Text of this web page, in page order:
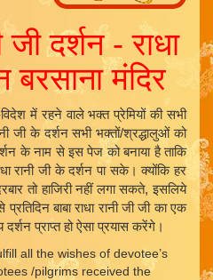
जी दर्शन - राधा
बरसाना मंदिर
में रहने वाले भक्त प्रेमियों की सभी
जी के दर्शन सभी भक्तों/श्रद्धालुओं को
के नाम से इस पेज को बनाया है ताकि
रानी जी के दर्शन पा सके। क्योंकि हर
तो हाजिरी नहीं लगा सकते, इसलिये
बाबा राधा रानी जी जी का एक
प्राप्त हो ऐसा प्रयास करेंगे।
all the wishes of devotee’s
/pilgrims received the